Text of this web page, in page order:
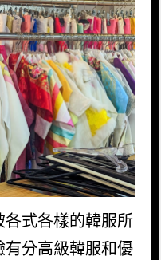
式各樣的韓服所
分高級韓服和優